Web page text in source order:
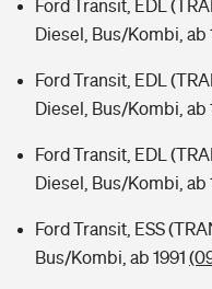
Ford Transit, EDL
Diesel, Bus/Kombi, ab
Ford Transit, EDL
Diesel, Bus/Kombi, ab
Ford Transit, EDL
Diesel, Bus/Kombi, ab
Ford Transit, ESS
Bus/Kombi, ab 1991